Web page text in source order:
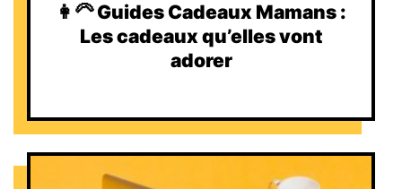
👩‍🦳 Guides Cadeaux Mamans :
Les cadeaux qu’elles vont
adorer